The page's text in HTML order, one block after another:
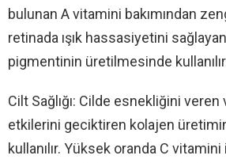
bulunan A vitamini bakımından
retinada ışık hassasiyetini
pigmentinin üretilmesinde
Cilt Sağlığı: Cilde esnekliğini veren
etkilerini geciktiren kolajen
kullanılır. Yüksek oranda C